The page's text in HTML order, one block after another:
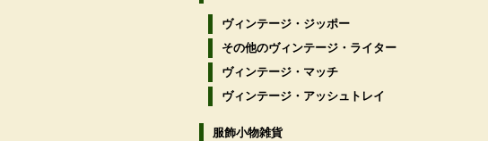
ヴィンテージ・ジッポー
その他のヴィンテージ・ライター
ヴィンテージ・マッチ
ヴィンテージ・アッシュトレイ
服飾小物雑貨